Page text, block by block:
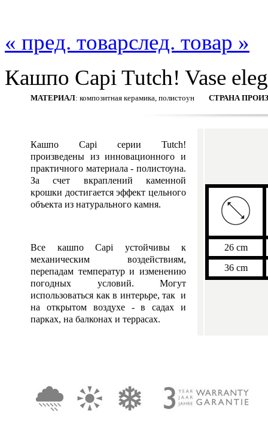
« пред. товарслед. товар »
Кашпо Capi Tutch! Vase
МАТЕРИАЛ: композитная керамика, полистоун СТРАНА
Кашпо Capi серии Tutch!
произведены из инновационного и
практичного материала - полистоуна.
За счет вкраплений каменной
крошки достигается эффект цельного
объекта из натурального камня.
Все кашпо Capi устойчивы к
механическим воздействиям,
перепадам температур и изменению
погодных условий. Могут
использоваться как в интерьре, так и
на открытом воздухе - в садах и
парках, на балконах и террасах.
26 cm
36 cm